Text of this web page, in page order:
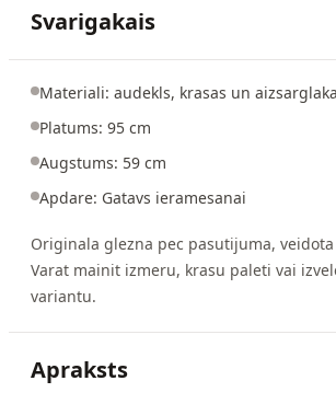
Svarigakais
Materiali: audekls, krasas un aizsarglaka
Platums: 95 cm
Augstums: 59 cm
Apdare: Gatavs ieramesanai
Originala glezna pec pasutijuma,
Varat mainit izmeru, krasu paleti vai
variantu.
Apraksts